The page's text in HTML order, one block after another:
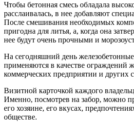
Чтобы бетонная смесь обладала
расслаивалась, в нее добавляют
После смешивания необходимых
пригодна для литья, а, когда она
нее будут очень прочными и
На сегодняшний день
применяются в качестве ограждений
коммерческих предприятии и других
Визитной карточкой каждого
Именно, посмотрев на забор, можно
его хозяине, его вкусах,
обществе.